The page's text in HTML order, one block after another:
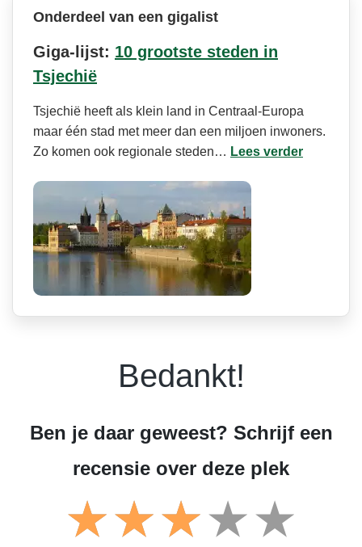
Onderdeel van een gigalist
Giga-lijst: 10 grootste steden in
Tsjechië
Tsjechië heeft als klein land in Centraal-Europa
maar één stad met meer dan een miljoen inwoners.
Zo komen ook regionale steden… Lees verder
Bedankt!
Ben je daar geweest? Schrijf een
recensie over deze plek